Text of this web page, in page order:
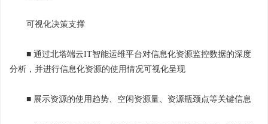
可视化决策支撑
■ 通过北塔端云IT智能运维平台对信息化资源监控数据的深度
分析，并进行信息化资源的使用情况可视化呈现
■ 展示资源的使用趋势、空闲资源量、资源瓶颈点等关键信息